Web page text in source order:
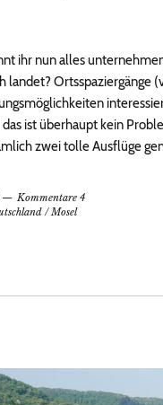
ihr nun alles
landet? Ortsspaziergänge
ist überhaupt kein
zwei tolle Ausflüge
Kommentare 4
/Mosel